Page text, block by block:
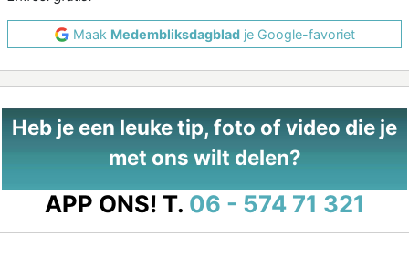
Maak Medembliksdagbladje Google-favoriet
Heb je een leuke tip, foto of video die je
met ons wilt delen?
APP ONS! T. 06 - 574 71 321